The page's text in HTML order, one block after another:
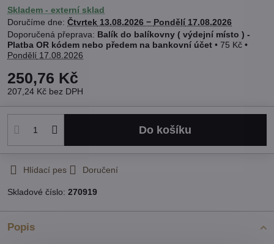
Skladem - externí sklad
Doručíme dne: Čtvrtek 13.08.2026 − Pondělí 17.08.2026
Balík do balíkovny ( výdejní místo ) -
Platba OR kódem nebo předem na bankovní účet • 75 Kč •
Pondělí 17.08.2026
250,76 Kč
207,24 Kč bez DPH
Do košíku
Hlídací pes Doručení
Skladové číslo: 270919
Popis